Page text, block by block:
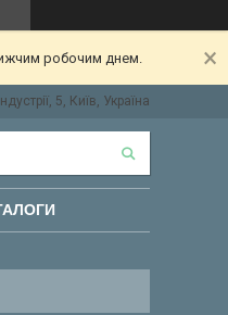
робочим днем.
5, Київ, Україна